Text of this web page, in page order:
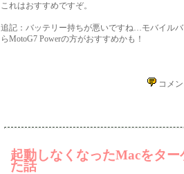
これはおすすめですぞ。
追記：バッテリー持ちが悪いですね…モバイル
らMotoG7 Powerの方がおすすめかも！
コメ
起動しなくなったMacをタ
た話